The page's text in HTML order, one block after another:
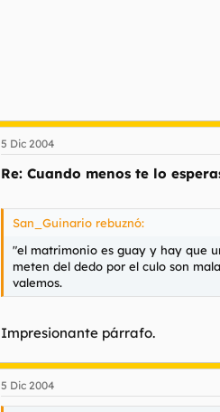
5 Dic 2004
Re: Cuando menos te lo
San_Guinario rebuznó:
"el matrimonio es guay y hay que
meten del dedo por el culo son
valemos.
Impresionante párrafo.
5 Dic 2004